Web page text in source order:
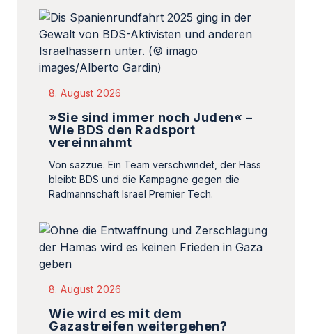
8. August 2026
»Sie sind immer noch Juden« –
Wie BDS den Radsport
vereinnahmt
Von sazzue. Ein Team verschwindet, der Hass
bleibt: BDS und die Kampagne gegen die
Radmannschaft Israel Premier Tech.
8. August 2026
Wie wird es mit dem
Gazastreifen weitergehen?